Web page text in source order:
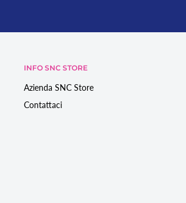
INFO SNC STORE
Azienda SNC Store
Contattaci